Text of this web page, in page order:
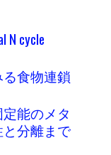
N cycle
食物連鎖
能のメタ
分離まで